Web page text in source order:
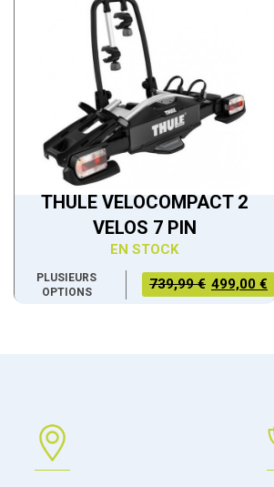
THULE VELOCOMPACT 2
VELOS 7 PIN
EN STOCK
PLUSIEURS
OPTIONS
739,99 €
LE PRIX
INITIAL
499,00 €
LE PRIX
ACTUEL